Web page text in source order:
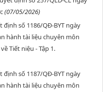
(07/05/2026)
số 1186/QĐ-BYT ngày
hành tài liệu chuyên môn
Tiết niệu - Tập 1.
số 1187/QĐ-BYT ngày
hành tài liệu chuyên môn